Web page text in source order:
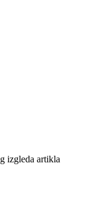
izgleda artikla